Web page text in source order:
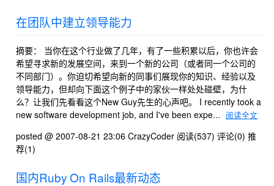
在团队中建立领导能力
摘要： 当你在这个行业做了几年，有了一些积累以后，你也许会
希望寻求新的发展空间，来到一个新的公司（或者同一个公司的
不同部门）。你迫切希望向新的同事们展现你的知识、经验以及
领导能力，但却向下面这个例子中的家伙一样处处碰壁，为什
么？让我们先看看这个New Guy先生的心声吧。 I recently took a
new software development job, and I've been expe...
阅读全文
posted @ 2007-08-21 23:06 CrazyCoder 阅读(537) 评论(0) 推
荐(1)
国内Ruby On Rails最新动态